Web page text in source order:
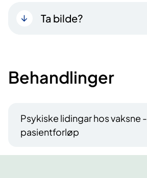
Ta bilde?
Behandlinger
Psykiske lidingar hos vaksne -
pasientforløp